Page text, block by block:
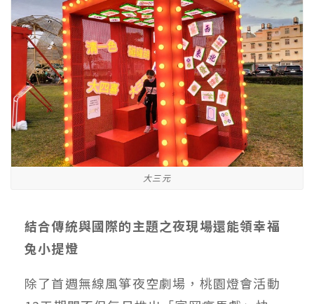
大三元
結合傳統與國際的主題之夜現場還能領幸福
兔小提燈
除了首週無線風箏夜空劇場，桃園燈會活動